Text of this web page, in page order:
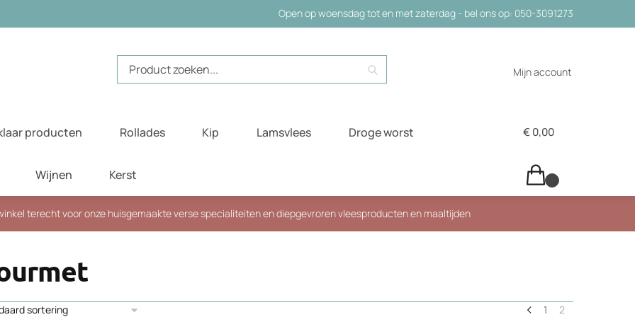
Open op woensdag tot en met zaterdag - bel ons op: 050-3091273
Zoeken
naar:
Zoeken
Mijn account
producten Rollades Kip Lamsvlees Droge worst
Wijnen Kerst
€ 0,00
terecht voor onze huisgemaakte verse specialiteiten en diepgevroren vleesproducten en maaltijden
1 2